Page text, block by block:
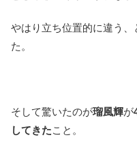
やはり立ち位置的に違う
た。
そして驚いたのが瑠風輝が
してきたこと。